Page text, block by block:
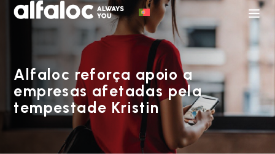
Alfaloc reforça apoio a
empresas afetadas pela
tempestade Kristin